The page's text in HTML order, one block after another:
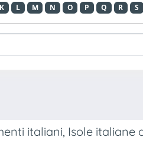
K L M N O P Q R S
italiani, Isole italiane